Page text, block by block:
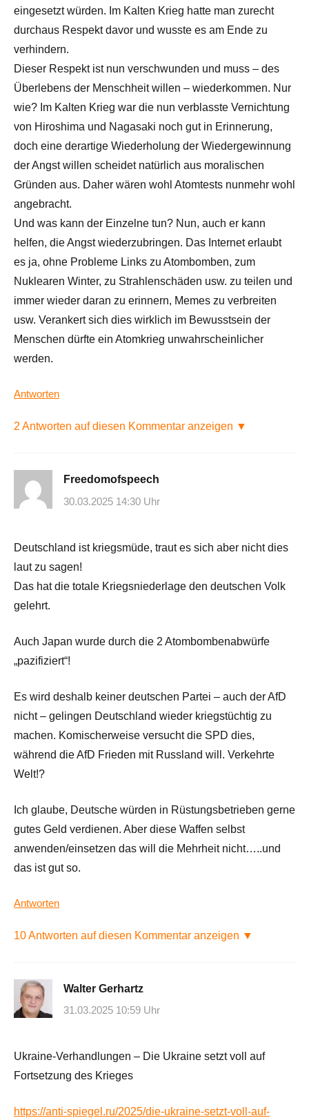
eingesetzt würden. Im Kalten Krieg hatte man zurecht
durchaus Respekt davor und wusste es am Ende zu
verhindern.
Dieser Respekt ist nun verschwunden und muss – des
Überlebens der Menschheit willen – wiederkommen. Nur
wie? Im Kalten Krieg war die nun verblasste Vernichtung
von Hiroshima und Nagasaki noch gut in Erinnerung,
doch eine derartige Wiederholung der Wiedergewinnung
der Angst willen scheidet natürlich aus moralischen
Gründen aus. Daher wären wohl Atomtests nunmehr wohl
angebracht.
Und was kann der Einzelne tun? Nun, auch er kann
helfen, die Angst wiederzubringen. Das Internet erlaubt
es ja, ohne Probleme Links zu Atombomben, zum
Nuklearen Winter, zu Strahlenschäden usw. zu teilen und
immer wieder daran zu erinnern, Memes zu verbreiten
usw. Verankert sich dies wirklich im Bewusstsein der
Menschen dürfte ein Atomkrieg unwahrscheinlicher
werden.
Antworten
2 Antworten auf diesen Kommentar anzeigen ▼
Freedomofspeech
30.03.2025 14:30 Uhr
Deutschland ist kriegsmüde, traut es sich aber nicht dies
laut zu sagen!
Das hat die totale Kriegsniederlage den deutschen Volk
gelehrt.
Auch Japan wurde durch die 2 Atombombenabwürfe
„pazifiziert“!
Es wird deshalb keiner deutschen Partei – auch der AfD
nicht – gelingen Deutschland wieder kriegstüchtig zu
machen. Komischerweise versucht die SPD dies,
während die AfD Frieden mit Russland will. Verkehrte
Welt!?
Ich glaube, Deutsche würden in Rüstungsbetrieben gerne
gutes Geld verdienen. Aber diese Waffen selbst
anwenden/einsetzen das will die Mehrheit nicht…..und
das ist gut so.
Antworten
10 Antworten auf diesen Kommentar anzeigen ▼
Walter Gerhartz
31.03.2025 10:59 Uhr
Ukraine-Verhandlungen – Die Ukraine setzt voll auf
Fortsetzung des Krieges
https://anti-spiegel.ru/2025/die-ukraine-setzt-voll-auf-